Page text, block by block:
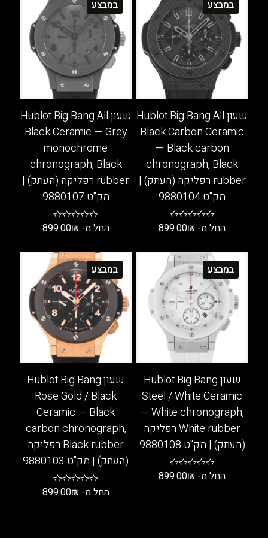
לבחור
את
האפשרויות
בעמוד
המוצר
ניתן
לבחור
את
האפשרויות
בעמוד
המוצר
במבצע
שעון Hublot Big Bang All
Black Carbon Ceramic
— Black carbon
chronograph, Black
rubber רפליקה (העתק) |
מק"ט 9880104
החל מ- 899.00₪
זה
יש
מספר
סוגים.
ניתן
לבחור
את
האפשרויות
בעמוד
המוצר
במבצע
שעון Hublot Big Bang All
Black Ceramic — Grey
monochrome
chronograph, Black
rubber רפליקה (העתק) |
מק"ט 9880107
החל מ- 899.00₪
זה
יש
מספר
סוגים.
ניתן
לבחור
את
האפשרויות
בעמוד
המוצר
במבצע
שעון Hublot Big Bang
Steel / White Ceramic
— White chronograph,
White rubber רפליקה
(העתק) | מק"ט 9880108
החל מ- 899.00₪
במבצע
שעון Hublot Big Bang
Rose Gold / Black
Ceramic — Black
carbon chronograph,
Black rubber רפליקה
(העתק) | מק"ט 9880103
החל מ- 899.00₪